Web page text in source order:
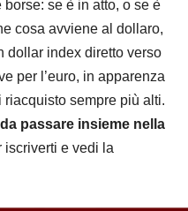
se è in atto, o se è
cosa avviene al dollaro,
dollar index diretto verso
per l’euro, in apparenza
sempre più alti.
passare insieme nella
iscriverti e vedi la